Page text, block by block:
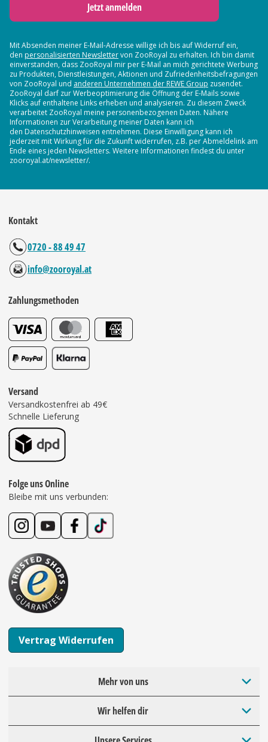
Jetzt anmelden
Mit Absenden meiner E-Mail-Adresse willige ich bis auf Widerruf ein,
den personalisierten Newslettervon ZooRoyal zu erhalten. Ich bin damit
einverstanden, dass ZooRoyal mir per E-Mail an mich gerichtete Werbung
zu Produkten, Dienstleistungen, Aktionen und Zufriedenheitsbefragungen
von ZooRoyal und anderen Unternehmen der REWE Group zusendet.
ZooRoyal darf zur Werbeoptimierung die Öffnung der E-Mails sowie
Klicks auf enthaltene Links erheben und analysieren. Zu diesem Zweck
verarbeitet ZooRoyal meine personenbezogenen Daten. Nähere
Informationen zur Verarbeitung meiner Daten kann ich
den Datenschutzhinweisen entnehmen. Diese Einwilligung kann ich
jederzeit mit Wirkung für die Zukunft widerrufen, z.B. per Abmeldelink am
Ende eines jeden Newsletters. Weitere Informationen findest du unter
zooroyal.at/newsletter/.
Kontakt
0720 - 88 49 47
info@zooroyal.at
Zahlungsmethoden
Versand
Versandkostenfrei ab 49€
Schnelle Lieferung
Folge uns Online
Bleibe mit uns verbunden:
Vertrag Widerrufen
Mehr von uns
Wir helfen dir